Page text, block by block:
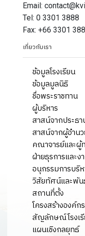
Email:
Tel: 0 3301 3888
Fax: +66 3301
เกี่ยวกับเรา
ข้อมูลโรงเรียน
ข้อมูลมูลนิธิ
ชื่อพระราชทาน
ผู้บริหาร
สาสน์จากประธา
สาสน์จากผู้อำนว
คณาจารย์และ
ฝ่ายธุรการและง
อนุกรรมการบริ
วิสัยทัศน์และพัน
สถานที่ตั้ง
โครงสร้างองค์กร
สัญลักษณ์โรงเ
แผนเชิงกลยุทธ์